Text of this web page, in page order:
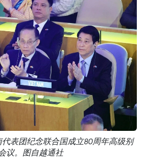
表团纪念联合国成立80周年高级别
议。图自越通社